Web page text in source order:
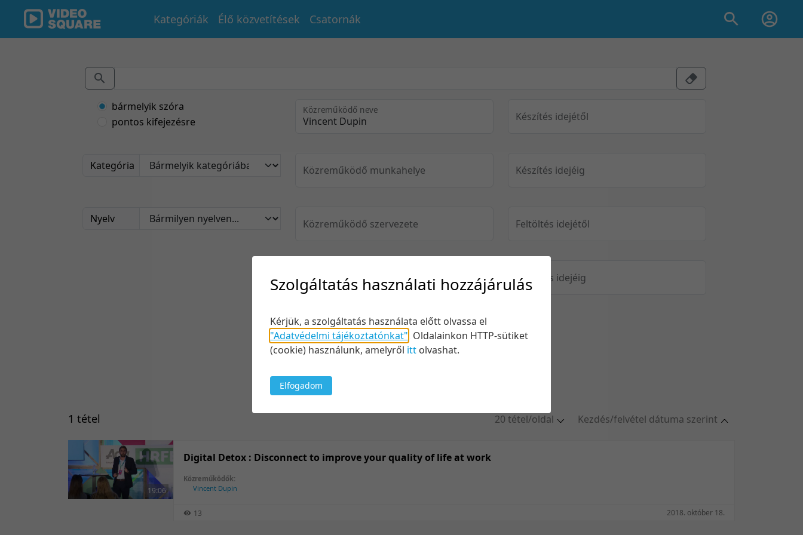
Kategóriák Élő közvetítések Csatornák
bármelyik szóra
pontos kifejezésre
Kategória
Nyelv
Közreműködő neve
Közreműködő munkahelye
Közreműködő szervezete
Készítés idejétől
Készítés idejéig
Feltöltés idejétől
Feltöltés idejéig
Keresés
Kezdés/felvétel dátuma szerint
Feltöltés dátuma szerint
1 tétel
20 tétel/oldal
19:06
Digital Detox : Disconnect to improve your quality of life at work
Közreműködők:
Vincent Dupin
13 2018. október 18.
Szolgáltatás használati hozzájárulás
Kérjük, a szolgáltatás használata előtt olvassa el
"Adatvédelmi tájékoztatónkat" Oldalainkon HTTP-sütiket
(cookie) használunk, amelyről itt olvashat.
Elfogadom